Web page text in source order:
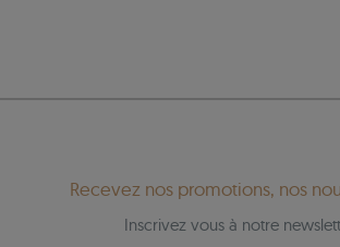
Recevez nos promotions, nos
Inscrivez vous à notre